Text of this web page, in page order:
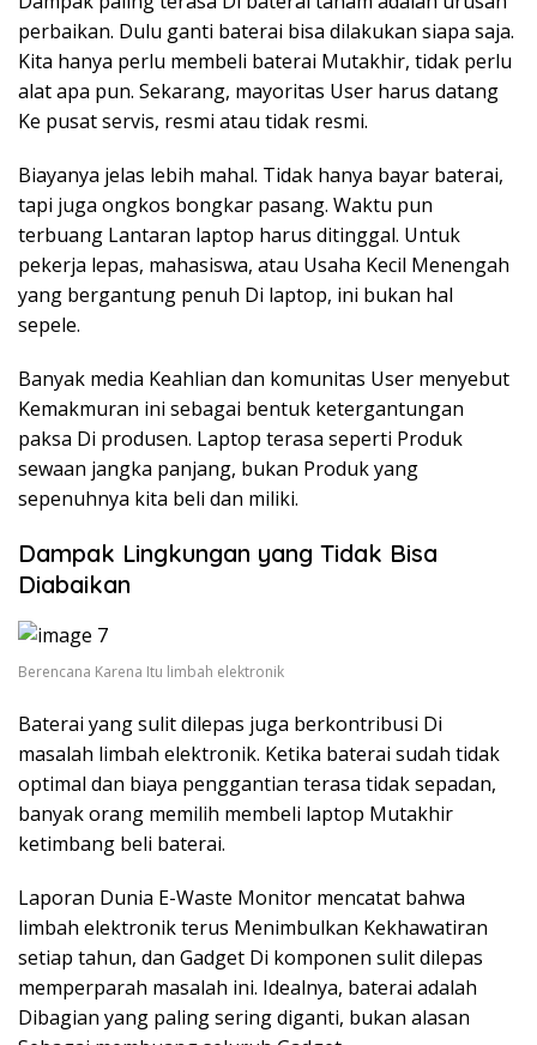
perbaikan. Dulu ganti baterai bisa dilakukan siapa saja.
Kita hanya perlu membeli baterai Mutakhir, tidak perlu
alat apa pun. Sekarang, mayoritas User harus datang
Ke pusat servis, resmi atau tidak resmi.
Biayanya jelas lebih mahal. Tidak hanya bayar baterai,
tapi juga ongkos bongkar pasang. Waktu pun
terbuang Lantaran laptop harus ditinggal. Untuk
pekerja lepas, mahasiswa, atau Usaha Kecil Menengah
yang bergantung penuh Di laptop, ini bukan hal
sepele.
Banyak media Keahlian dan komunitas User menyebut
Kemakmuran ini sebagai bentuk ketergantungan
paksa Di produsen. Laptop terasa seperti Produk
sewaan jangka panjang, bukan Produk yang
sepenuhnya kita beli dan miliki.
Dampak Lingkungan yang Tidak Bisa
Diabaikan
Berencana Karena Itu limbah elektronik
Baterai yang sulit dilepas juga berkontribusi Di
masalah limbah elektronik. Ketika baterai sudah tidak
optimal dan biaya penggantian terasa tidak sepadan,
banyak orang memilih membeli laptop Mutakhir
ketimbang beli baterai.
Laporan Dunia E-Waste Monitor mencatat bahwa
limbah elektronik terus Menimbulkan Kekhawatiran
setiap tahun, dan Gadget Di komponen sulit dilepas
memperparah masalah ini. Idealnya, baterai adalah
Dibagian yang paling sering diganti, bukan alasan